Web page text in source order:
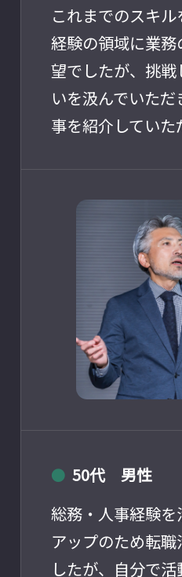
これまでのスキ
経験の領域に業
望でしたが、挑
いを汲んでいた
事を紹介していた
● 50代 男性
総務・人事経験
アップのため転
したが、自分で